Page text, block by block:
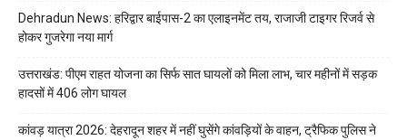
Dehradun News: हरिद्वार बाईपास-2 का एलाइनमेंट तय, राजाजी टाइगर रिजर्व से
होकर गुजरेगा नया मार्ग
उत्तराखंड: पीएम राहत योजना का सिर्फ सात घायलों को मिला लाभ, चार महीनों में सड़क
हादसों में 406 लोग घायल
कांवड़ यात्रा 2026: देहरादून शहर में नहीं घुसेंगे कांवड़ियों के वाहन, ट्रैफिक पुलिस ने